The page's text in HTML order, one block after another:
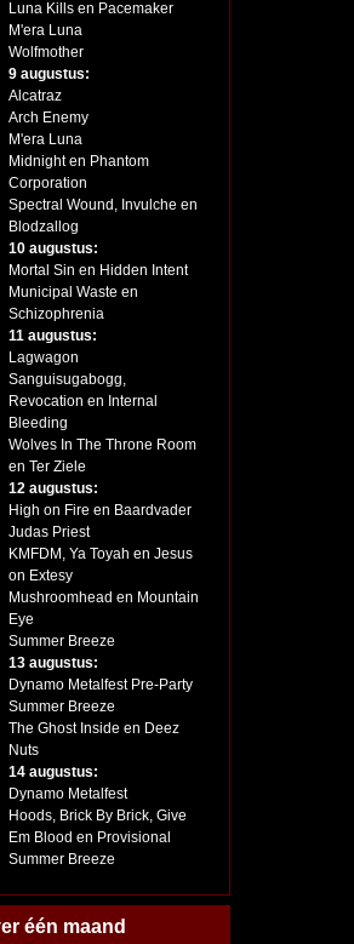
Luna Kills en Pacemaker
M'era Luna
Wolfmother
9 augustus:
Alcatraz
Arch Enemy
M'era Luna
Midnight en Phantom
Corporation
Spectral Wound, Invulche en
Blodzallog
10 augustus:
Mortal Sin en Hidden Intent
Municipal Waste en
Schizophrenia
11 augustus:
Lagwagon
Sanguisugabogg,
Revocation en Internal
Bleeding
Wolves In The Throne Room
en Ter Ziele
12 augustus:
High on Fire en Baardvader
Judas Priest
KMFDM, Ya Toyah en Jesus
on Extesy
Mushroomhead en Mountain
Eye
Summer Breeze
13 augustus:
Dynamo Metalfest Pre-Party
Summer Breeze
The Ghost Inside en Deez
Nuts
14 augustus:
Dynamo Metalfest
Hoods, Brick By Brick, Give
Em Blood en Provisional
Summer Breeze
één maand